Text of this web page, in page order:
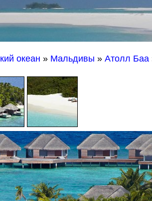
океан » Мальдивы » Атолл Баа